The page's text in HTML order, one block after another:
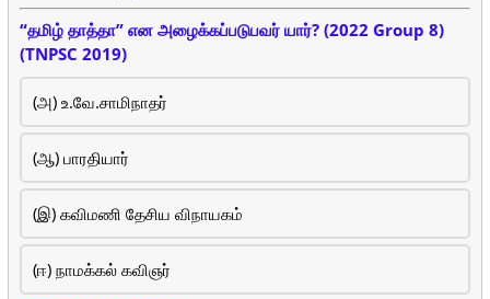
“தமிழ் தாத்தா” என அழைக்கப்படுபவர் யார்? (2022 Group 8)
(TNPSC 2019)
(அ) உ.வே.சாமிநாதர்
(ஆ) பாரதியார்
(இ) கவிமணி தேசிய விநாயகம்
(ஈ) நாமக்கல் கவிஞர்